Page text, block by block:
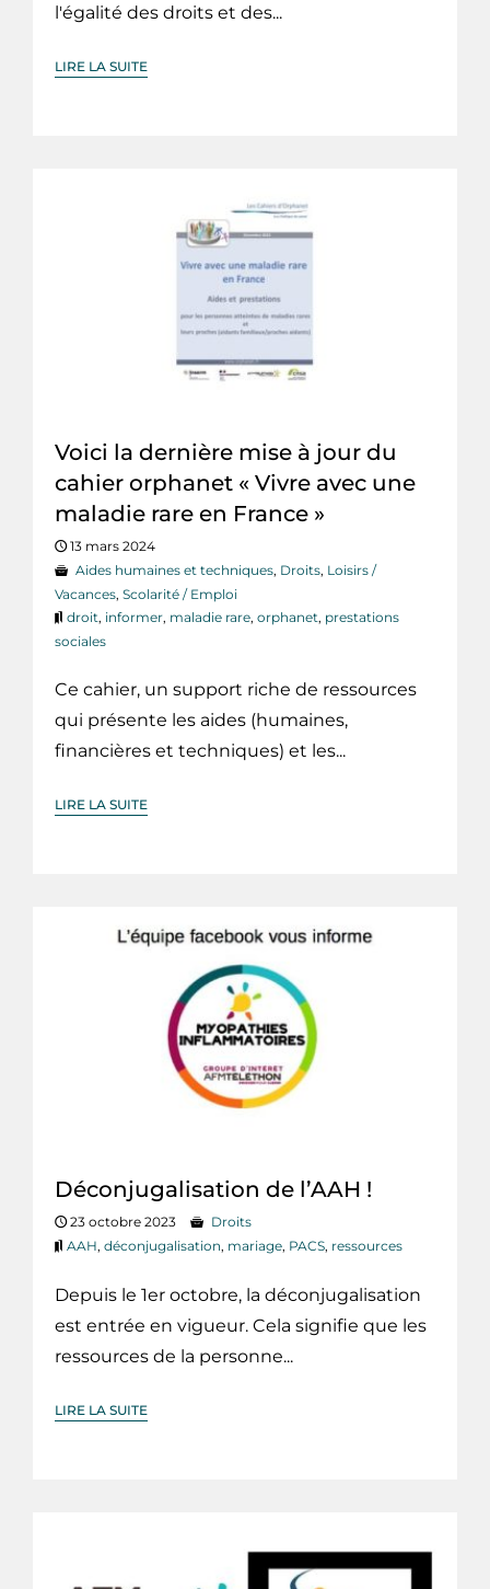
l'égalité des droits et des...
LIRE LA SUITE
Voici la dernière mise à jour du
cahier orphanet « Vivre avec une
maladie rare en France »
13 mars 2024
Aides humaines et techniques, Droits, Loisirs /
Vacances, Scolarité / Emploi
droit, informer, maladie rare, orphanet, prestations
sociales
Ce cahier, un support riche de ressources
qui présente les aides (humaines,
financières et techniques) et les...
LIRE LA SUITE
Déconjugalisation de l’AAH !
23 octobre 2023
Droits
AAH, déconjugalisation, mariage, PACS, ressources
Depuis le 1er octobre, la déconjugalisation
est entrée en vigueur. Cela signifie que les
ressources de la personne...
LIRE LA SUITE